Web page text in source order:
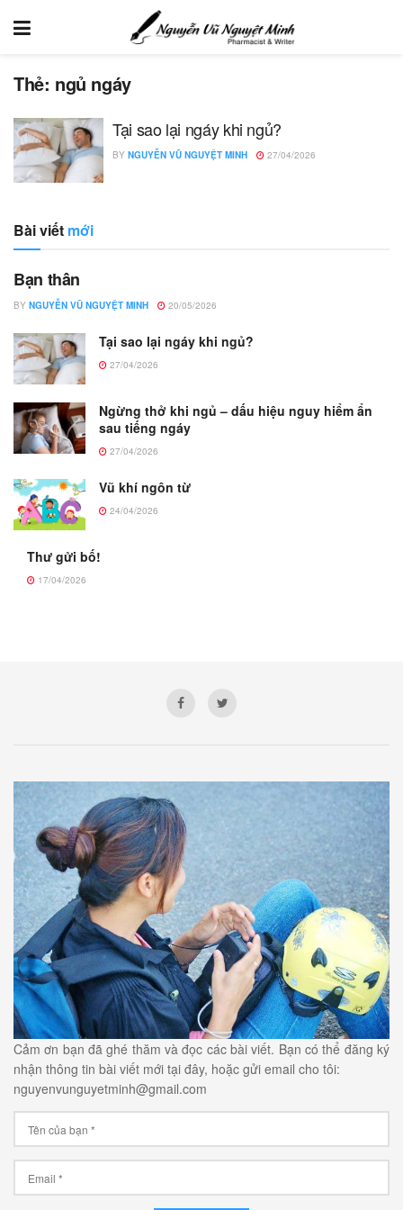
Thẻ: ngủ ngáy
Tại sao lại ngáy khi ngủ?
BY NGUYỄN VŨ NGUYỆT MINH 27/04/2026
Bài viết mới
Bạn thân
BY NGUYỄN VŨ NGUYỆT MINH 20/05/2026
Tại sao lại ngáy khi ngủ?
27/04/2026
Ngừng thở khi ngủ – dấu hiệu nguy hiểm ẩn
sau tiếng ngáy
27/04/2026
Vũ khí ngôn từ
24/04/2026
Thư gửi bố!
17/04/2026
Cảm ơn bạn đã ghé thăm và đọc các bài viết. Bạn có thể đăng ký
nhận thông tin bài viết mới tại đây, hoặc gửi email cho tôi:
nguyenvunguyetminh@gmail.com